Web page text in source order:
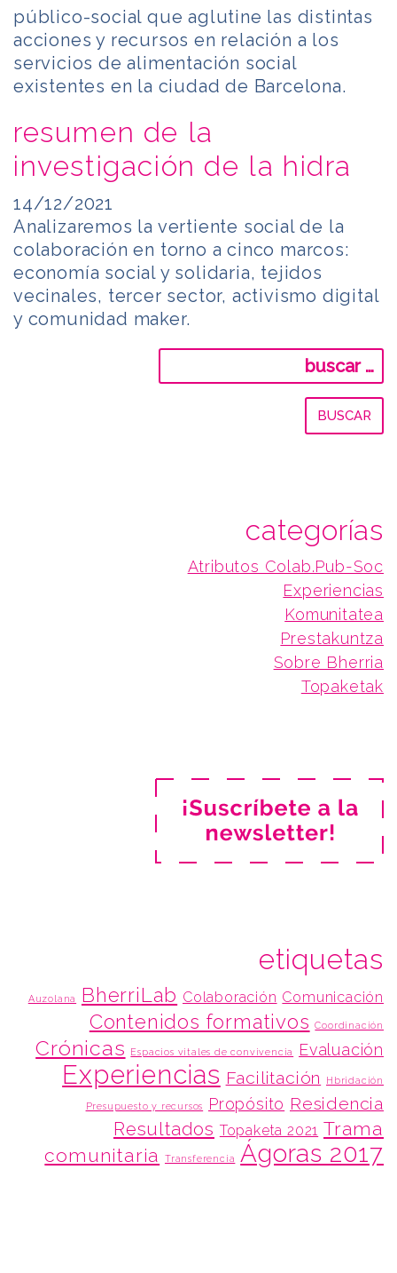
público-social que aglutine las distintas
acciones y recursos en relación a los
servicios de alimentación social
existentes en la ciudad de Barcelona.
resumen de la
investigación de la hidra
14/12/2021
Analizaremos la vertiente social de la
colaboración en torno a cinco marcos:
economía social y solidaria, tejidos
vecinales, tercer sector, activismo digital
y comunidad maker.
categorías
Atributos Colab.Pub-Soc
Experiencias
Komunitatea
Prestakuntza
Sobre Bherria
Topaketak
etiquetas
Auzolana BherriLab Colaboración Comunicación
Contenidos formativos Coordinación
Crónicas Espacios vitales de convivencia Evaluación
Experiencias Facilitación Hbridación
Presupuesto y recursos Propósito Residencia
Resultados Topaketa 2021 Trama
comunitaria
Transferencia Ágoras 2017